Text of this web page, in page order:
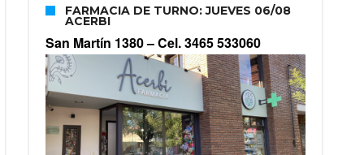
FARMACIA DE TURNO: JUEVES 06/08
ACERBI
San Martín 1380 –Cel. 3465 533060